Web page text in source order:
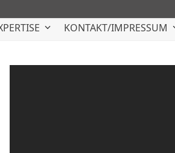
KONTAKT/IMPRESSUM